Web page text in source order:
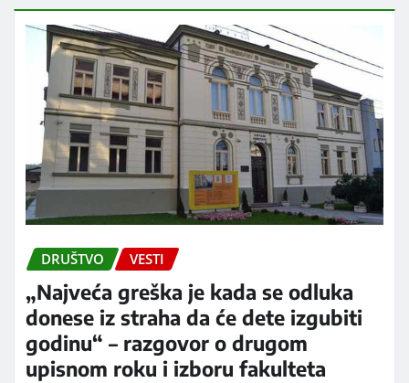
DRUŠTVO VESTI
„Najveća greška je kada se odluka
donese iz straha da će dete izgubiti
godinu“ – razgovor o drugom
upisnom roku i izboru fakulteta